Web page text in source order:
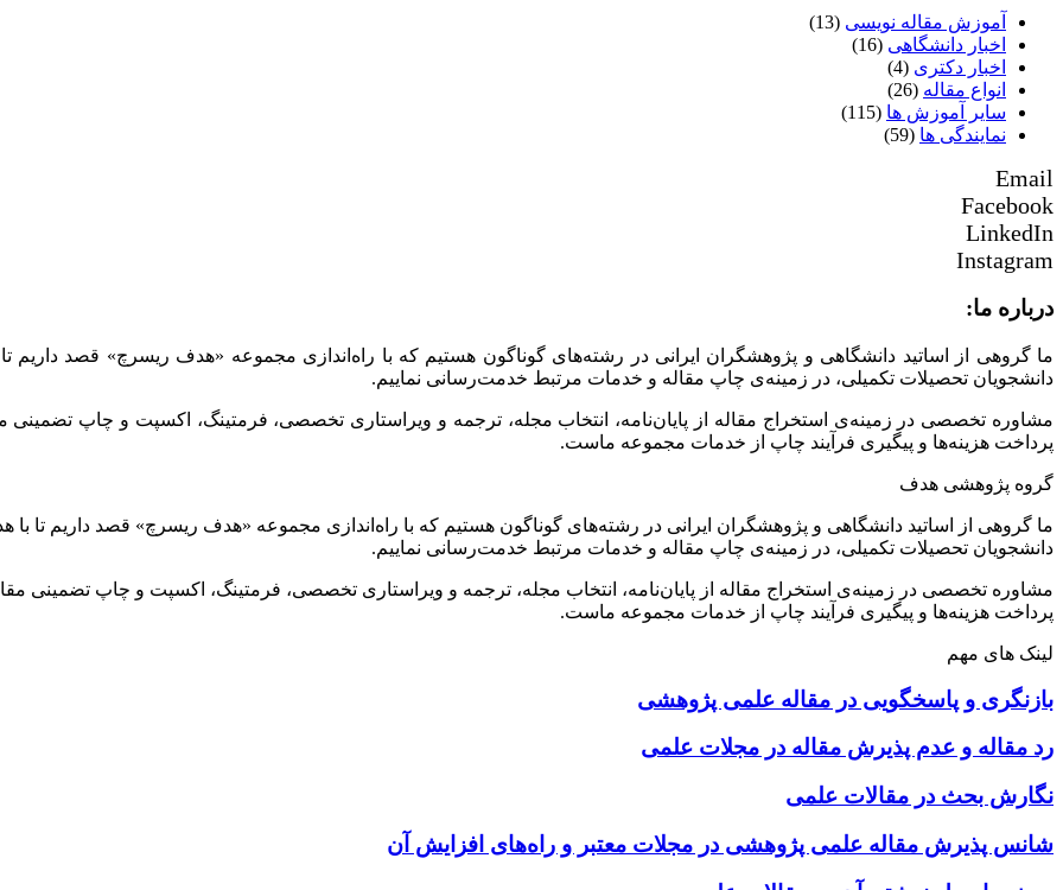
آموزش مقاله نویسی (13)
اخبار دانشگاهی (16)
اخبار دکتری (4)
انواع مقاله (26)
سایر آموزش ها (115)
نمایندگی ها (59)
Email
Facebook
LinkedIn
Instagram
درباره ما:
ما گروهی از اساتید دانشگاهی و پژوهشگران ایرانی در رشته‌های گوناگون هستیم که با راه‌اندازی مجموعه «هدف ریسرچ» قصد داریم
دانشجویان تحصیلات تکمیلی، در زمینه‌ی چاپ مقاله و خدمات مرتبط خدمت‌رسانی نماییم.
مشاوره تخصصی در زمینه‌ی استخراج مقاله از پایان‌نامه، انتخاب مجله، ترجمه و ویراستاری تخصصی، فرمتینگ، اکسپت و چاپ تضمینی
پرداخت هزینه‌ها و پیگیری فرآیند چاپ از خدمات مجموعه ماست.
گروه پژوهشی هدف
ما گروهی از اساتید دانشگاهی و پژوهشگران ایرانی در رشته‌های گوناگون هستیم که با راه‌اندازی مجموعه «هدف ریسرچ» قصد داریم تا
دانشجویان تحصیلات تکمیلی، در زمینه‌ی چاپ مقاله و خدمات مرتبط خدمت‌رسانی نماییم.
مشاوره تخصصی در زمینه‌ی استخراج مقاله از پایان‌نامه، انتخاب مجله، ترجمه و ویراستاری تخصصی، فرمتینگ، اکسپت و چاپ تضمینی
پرداخت هزینه‌ها و پیگیری فرآیند چاپ از خدمات مجموعه ماست.
لینک های مهم
بازنگری و پاسخگویی در مقاله علمی پژوهشی
رد مقاله و عدم پذیرش مقاله در مجلات علمی
نگارش بحث در مقالات علمی
شانس پذیرش مقاله علمی پژوهشی در مجلات معتبر و راه‌های افزایش آن